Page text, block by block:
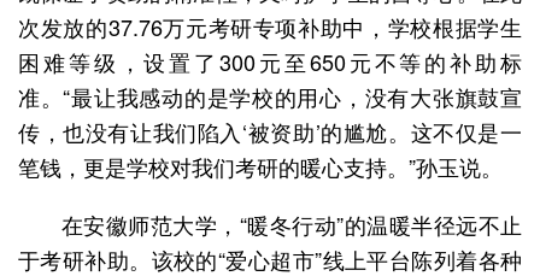
次发放的37.76万元考研专项补助中，学校根据学生
困难等级，设置了300元至650元不等的补助标
准。“最让我感动的是学校的用心，没有大张旗鼓宣
传，也没有让我们陷入‘被资助’的尴尬。这不仅是一
笔钱，更是学校对我们考研的暖心支持。”孙玉说。
在安徽师范大学，“暖冬行动”的温暖半径远不止
于考研补助。该校的“爱心超市”线上平台陈列着各种